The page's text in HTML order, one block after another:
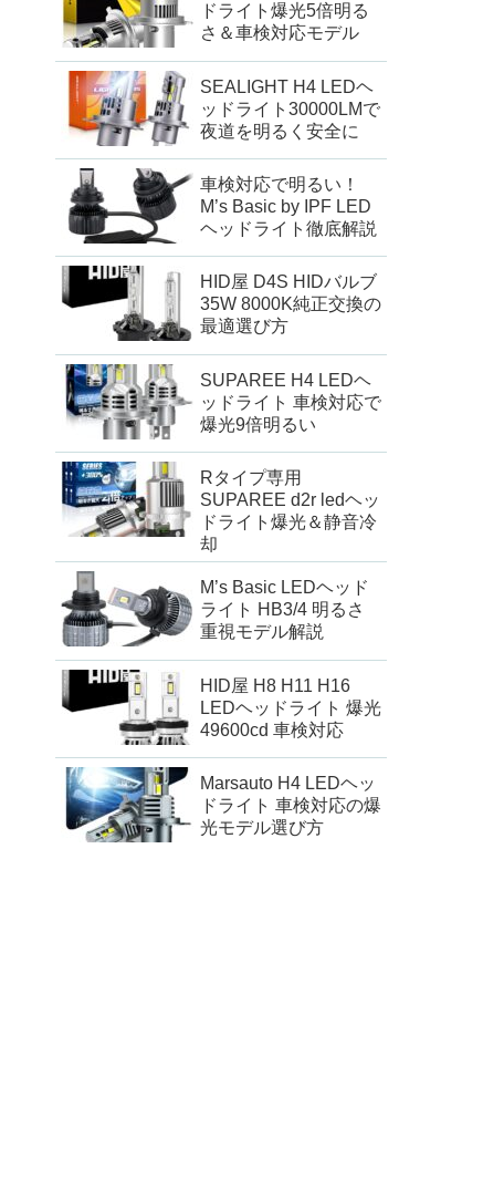
ドライト爆光5倍明る
さ＆車検対応モデル
SEALIGHT H4 LEDヘ
ッドライト30000LMで
夜道を明るく安全に
車検対応で明るい！
M’s Basic by IPF LED
ヘッドライト徹底解説
HID屋 D4S HIDバルブ
35W 8000K純正交換の
最適選び方
SUPAREE H4 LEDヘ
ッドライト 車検対応で
爆光9倍明るい
Rタイプ専用
SUPAREE d2r ledヘッ
ドライト爆光＆静音冷
却
M’s Basic LEDヘッド
ライト HB3/4 明るさ
重視モデル解説
HID屋 H8 H11 H16
LEDヘッドライト 爆光
49600cd 車検対応
Marsauto H4 LEDヘッ
ドライト 車検対応の爆
光モデル選び方